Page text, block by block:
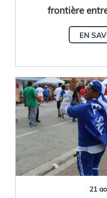
frontière
EN
21